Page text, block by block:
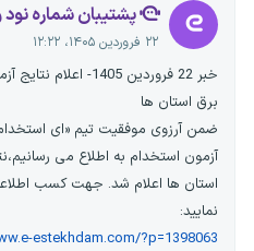
پشتیبان شماره
۲۲ فروردین ۱۴۰۵، ۱۲:۲۲
خبر 22 فروردین
برق استان ها
ضمن آرزوی موفقیت تیم «ای
آزمون استخدام به اطلاع می
استان ها اعلام شد. جهت کسب
نمایید:
estekhdam.com/?p=1398063